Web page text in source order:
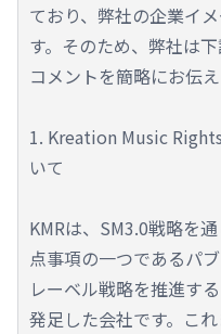
ており、弊社の企業イ
す。そのため、弊社は
コメントを簡略にお伝え
1. Kreation Music
いて
KMRは、SM3.0戦略を
点事項の一つであるパ
レーベル戦略を推進す
発足した会社です。こ